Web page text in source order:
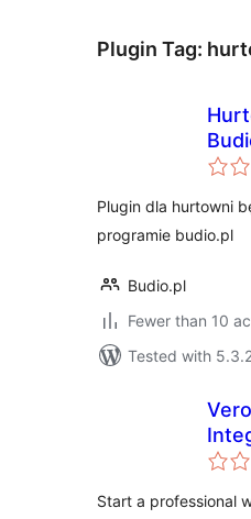
Plugin Tag:
Plugin dla hurtowni
programie budio.pl
Budio.pl
Fewer than 10
Tested with
Start a professional